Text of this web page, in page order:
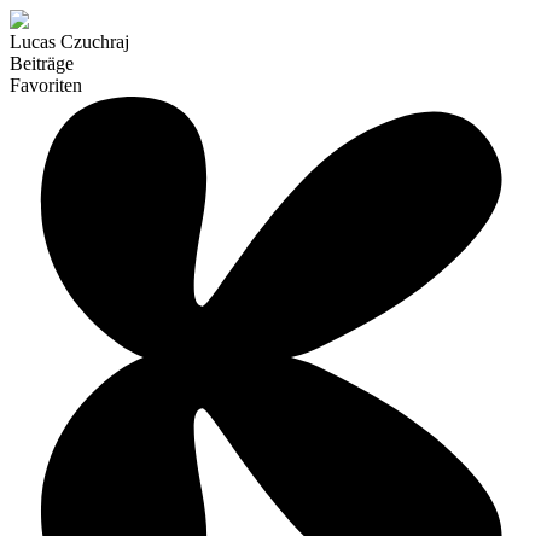
Lucas Czuchraj
Beiträge
Favoriten